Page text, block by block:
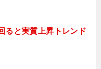
ると実質上昇トレンド